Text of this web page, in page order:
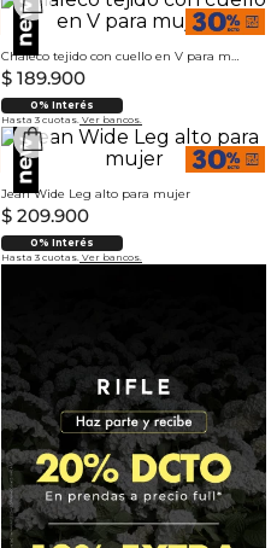
Chaleco tejido con cuello en V para mujer
$ 189.900
0% Interés
Hasta 3 cuotas. Ver bancos.
Jean Wide Leg alto para mujer
$ 209.900
0% Interés
Hasta 3 cuotas. Ver bancos.